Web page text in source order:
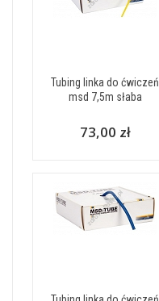
Tubing linka do ćwiczeń
msd 7,5m słaba
73,00 zł